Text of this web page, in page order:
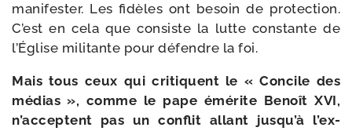
mani­fes­ter. Les fidèles ont besoin de pro­tec­tion.
C’est en cela que consiste la lutte constante de
l’Église mili­tante pour défendre la foi.
Mais tous ceux qui cri­tiquent le « Concile des
médias », comme le pape émé­rite Benoît XVI,
n’acceptent pas un conflit allant jus­qu’à l’ex­